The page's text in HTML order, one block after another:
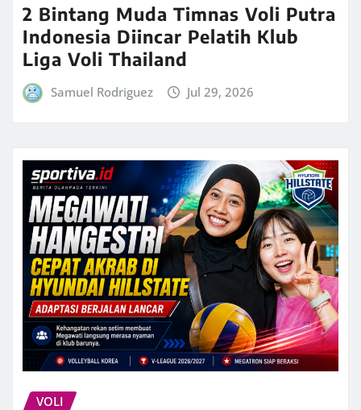
2 Bintang Muda Timnas Voli Putra
Indonesia Diincar Pelatih Klub
Liga Voli Thailand
Samuel Rodriguez Jul 29, 2026
VOLI